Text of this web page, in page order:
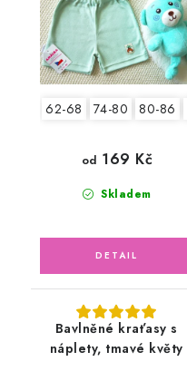
62-68 74-80 80-86
Skladem
od 169 Kč
Bavlněné kraťasy s
náplety, tmavé květy